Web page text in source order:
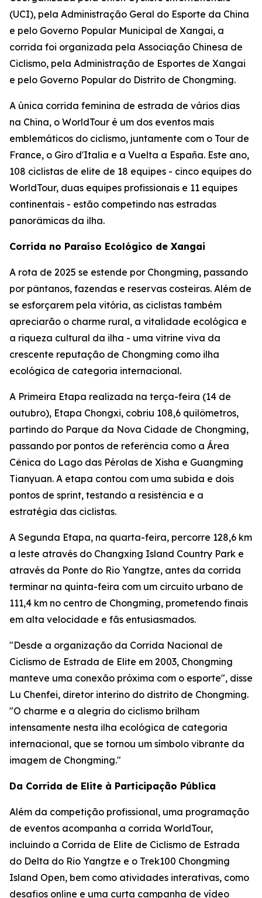
(UCI), pela Administração Geral do Esporte da China
e pelo Governo Popular Municipal de Xangai, a
corrida foi organizada pela Associação Chinesa de
Ciclismo, pela Administração de Esportes de Xangai
e pelo Governo Popular do Distrito de Chongming.
A única corrida feminina de estrada de vários dias
na China, o WorldTour é um dos eventos mais
emblemáticos do ciclismo, juntamente com o Tour de
France, o Giro d'Italia e a Vuelta a España. Este ano,
108 ciclistas de elite de 18 equipes - cinco equipes do
WorldTour, duas equipes profissionais e 11 equipes
continentais - estão competindo nas estradas
panorâmicas da ilha.
Corrida no Paraíso Ecológico de Xangai
A rota de 2025 se estende por Chongming, passando
por pântanos, fazendas e reservas costeiras. Além de
se esforçarem pela vitória, as ciclistas também
apreciarão o charme rural, a vitalidade ecológica e
a riqueza cultural da ilha - uma vitrine viva da
crescente reputação de Chongming como ilha
ecológica de categoria internacional.
A Primeira Etapa realizada na terça-feira (14 de
outubro), Etapa Chongxi, cobriu 108,6 quilômetros,
partindo do Parque da Nova Cidade de Chongming,
passando por pontos de referência como a Área
Cênica do Lago das Pérolas de Xisha e Guangming
Tianyuan. A etapa contou com uma subida e dois
pontos de sprint, testando a resistência e a
estratégia das ciclistas.
A Segunda Etapa, na quarta-feira, percorre 128,6 km
a leste através do Changxing Island Country Park e
através da Ponte do Rio Yangtze, antes da corrida
terminar na quinta-feira com um circuito urbano de
111,4 km no centro de Chongming, prometendo finais
em alta velocidade e fãs entusiasmados.
"Desde a organização da Corrida Nacional de
Ciclismo de Estrada de Elite em 2003, Chongming
manteve uma conexão próxima com o esporte", disse
Lu Chenfei, diretor interino do distrito de Chongming.
"O charme e a alegria do ciclismo brilham
intensamente nesta ilha ecológica de categoria
internacional, que se tornou um símbolo vibrante da
imagem de Chongming."
Da Corrida de Elite à Participação Pública
Além da competição profissional, uma programação
de eventos acompanha a corrida WorldTour,
incluindo a Corrida de Elite de Ciclismo de Estrada
do Delta do Rio Yangtze e o Trek100 Chongming
Island Open, bem como atividades interativas, como
desafios online e uma curta campanha de vídeo